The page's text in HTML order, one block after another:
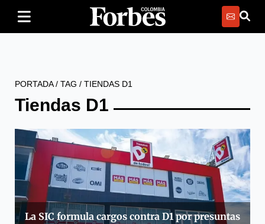
PORTADA/ TAG / TIENDAS D1
Tiendas D1
La SIC formula cargos contra D1 por presuntas